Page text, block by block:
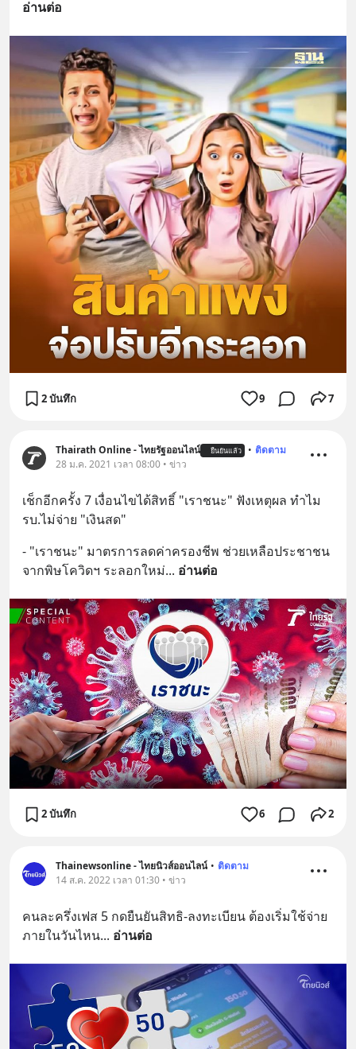
อ่านต่อ
2 บันทึก 9 7
Thairath Online - ไทยรัฐออนไลน์ ยืนยันแล้ว • ติดตาม
28 ม.ค. 2021 เวลา 08:00 • ข่าว
เช็กอีกครั้ง 7 เงื่อนไขได้สิทธิ์ "เราชนะ" ฟังเหตุผล ทำไม
รบ.ไม่จ่าย "เงินสด"
- "เราชนะ" มาตรการลดค่าครองชีพ ช่วยเหลือประชาชน
จากพิษโควิดฯ ระลอกใหม่... อ่านต่อ
2 บันทึก 6 2
Thainewsonline - ไทยนิวส์ออนไลน์ • ติดตาม
14 ส.ค. 2022 เวลา 01:30 • ข่าว
คนละครึ่งเฟส 5 กดยืนยันสิทธิ-ลงทะเบียน ต้องเริ่มใช้จ่าย
ภายในวันไหน... อ่านต่อ